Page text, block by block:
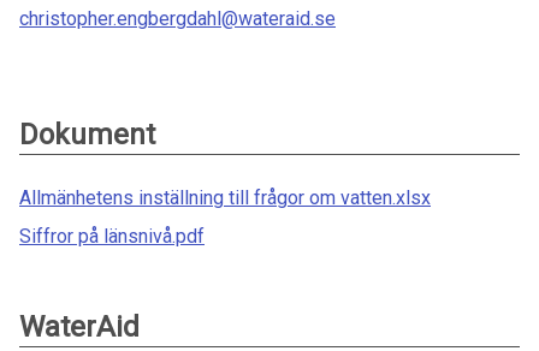
christopher.engbergdahl@wateraid.se
Dokument
Allmänhetens inställning till frågor om vatten.xlsx
Siffror på länsnivå.pdf
WaterAid